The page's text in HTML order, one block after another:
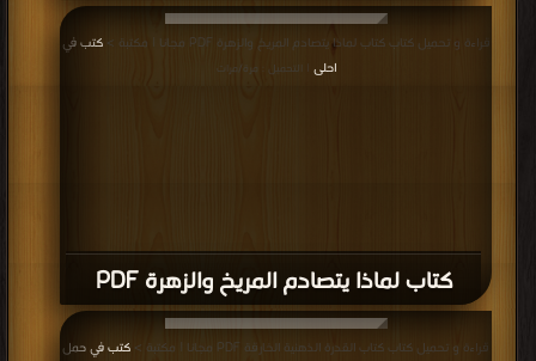
كتاب لماذا يتصادم المريخ والزهرة PDF
قراءة و تحميل كتاب كتاب لماذا يتصادم المريخ والزهرة PDF مجانا | مكتبة >
كتب في
احلى
| التحميل : مرة/مرات
قراءة و تحميل كتاب كتاب القدرة الذهنية الخارقة PDF مجانا | مكتبة >
كتب في حمل